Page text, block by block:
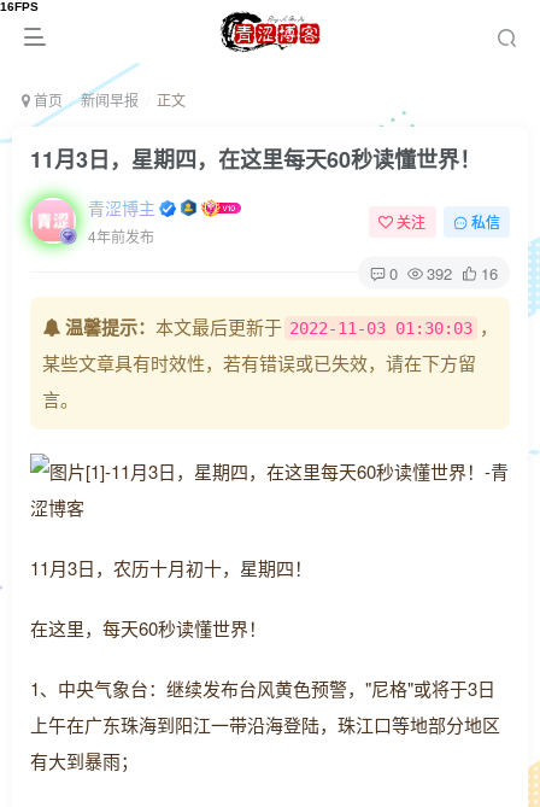
首页 新闻早报 正文
11月3日，星期四，在这里每天60秒读懂世界！
青涩博主
4年前发布
关注 私信
0 392 16
温馨提示： 本文最后更新于 2022-11-03 01:30:03 ，
某些文章具有时效性，若有错误或已失效，请在下方留
言。
11月3日，农历十月初十，星期四！
在这里，每天60秒读懂世界！
1、中央气象台：继续发布台风黄色预警，"尼格"或将于3日
上午在广东珠海到阳江一带沿海登陆，珠江口等地部分地区
有大到暴雨；